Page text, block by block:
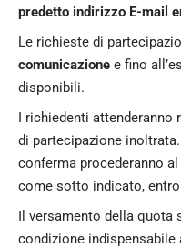
predetto indirizzo E-mail
Le richieste di
comunicazione e fino
disponibili.
I richiedenti
di partecipazione
conferma procederanno
come sotto indicato,
Il versamento della quota
condizione indispensabile